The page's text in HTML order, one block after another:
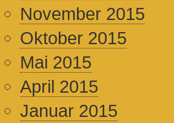
November 2015
Oktober 2015
Mai 2015
April 2015
Januar 2015